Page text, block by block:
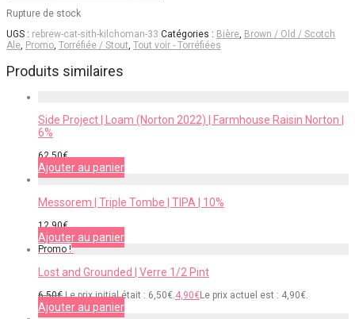
Rupture de stock
UGS : rebrew-cat-sith-kilchoman-33 Catégories : Bière, Brown / Old / Scotch
Ale, Promo, Torréfiée / Stout, Tout voir - Torréfiées
Produits similaires
Side Project | Loam (Norton 2022) | Farmhouse Raisin Norton |
6%
62,50€
Ajouter au panier
Messorem | Triple Tombe | TIPA | 10%
12,90€
Ajouter au panier
Promo !
Lost and Grounded | Verre 1/2 Pint
6,50€ Le prix initial était : 6,50€.4,90€Le prix actuel est : 4,90€.
Ajouter au panier